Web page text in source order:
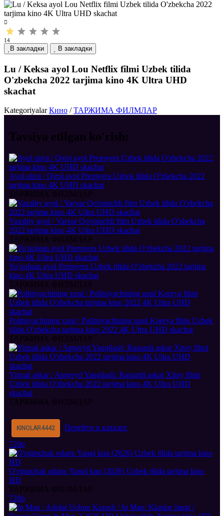
14
В закладки В закладки
Lu / Keksa ayol Lou Netflix filmi Uzbek tilida
O'zbekcha 2022 tarjima kino 4K Ultra UHD
skachat
Kategoriyalar Кино /ТАРЖИМА ФИЛМЛАР
Tavsiya etilgan ko'rish:
Ayol qirol / Qirol ayol Premyera Uzbek tilida O'zbekcha 2022
tarjima kino 4K UHD skachat
ТАРЖИМА ФИЛМЛАР
Vaxshiy ayol / Varvar Qo'rqinchli film Uzbek tilida O'zbekcha
2022 tarjima kino 4K Ultra UHD skachat
ТАРЖИМА ФИЛМЛАР
Yo'qolgan ayol Premyera Uzbek tilida O'zbekcha 2022 tarjima
kino 4K Ultra UHD skachat
ТАРЖИМА ФИЛМЛАР
Politsiyachining xuni / Politsiyachining qoni Koreya filmi Uzbek
tilida O'zbekcha tarjima kino 2022 4K Ultra UHD skachat
ТАРЖИМА ФИЛМЛАР
Virtual askar / Apgreyd Yangilash: Raqamli askar Xitoy filmi
Uzbek tilida O'zbekcha 2022 tarjima kino 4K Ultra UHD
skachat
ТАРЖИМА ФИЛМЛАР
KINOLAR4442
Перейти в каталог
720p
O'rgimchak odam: Yangi kun (2026) Uzbek tilida tarjima kino
HD
ТАРЖИМА ФИЛМЛАР
720p